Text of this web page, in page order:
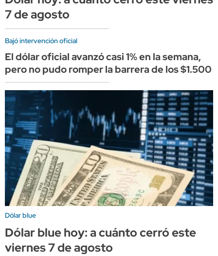
7 de agosto
Bajó intervención oficial
El dólar oficial avanzó casi 1% en la semana,
pero no pudo romper la barrera de los $1.500
Dólar blue
Dólar blue hoy: a cuánto cerró este
viernes 7 de agosto